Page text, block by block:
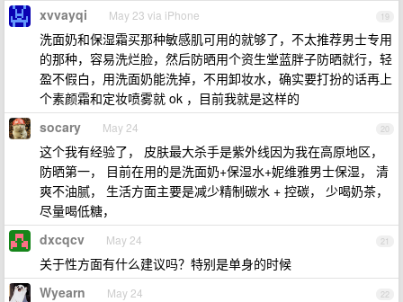
19
xvvayqi May 23 via iPhone
洗面奶和保湿霜买那种敏感肌可用的就够了，不太推荐男士专用
的那种，容易洗烂脸，然后防晒用个资生堂蓝胖子防晒就行，轻
盈不假白，用洗面奶能洗掉，不用卸妆水，确实要打扮的话再上
个素颜霜和定妆喷雾就 ok ，目前我就是这样的
20
socary May 24
这个我有经验了， 皮肤最大杀手是紫外线因为我在高原地区，
防晒第一， 目前在用的是洗面奶+保湿水+妮维雅男士保湿， 清
爽不油腻， 生活方面主要是减少精制碳水 + 控碳， 少喝奶茶，
尽量喝低糖，
21
dxcqcv May 24
关于性方面有什么建议吗？特别是单身的时候
22
Wyearn May 24